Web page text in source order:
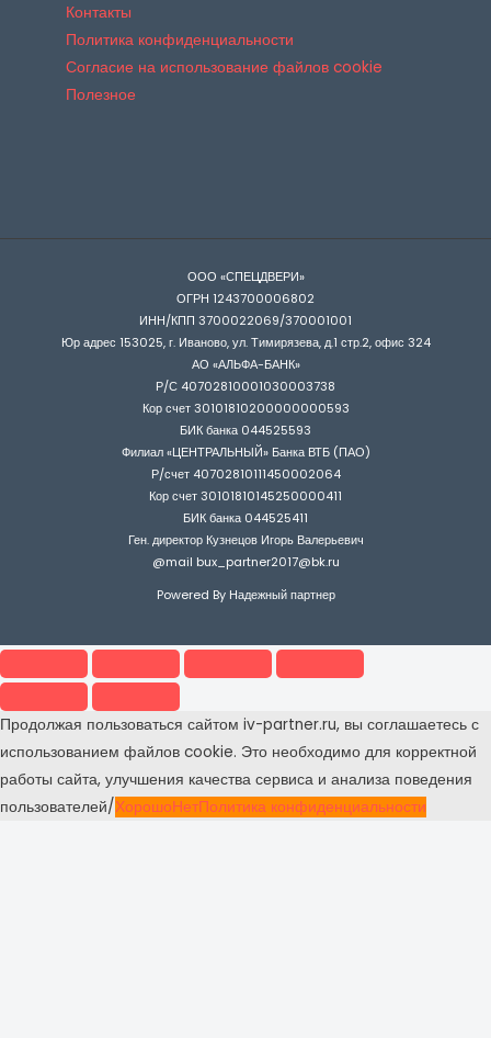
Контакты
Политика конфиденциальности
Согласие на использование файлов cookie
Полезное
ООО «СПЕЦДВЕРИ»
ОГРН 1243700006802
ИНН/КПП 3700022069/370001001
Юр адрес 153025, г. Иваново, ул. Тимирязева, д.1 стр.2, офис 324
АО «АЛЬФА-БАНК»
Р/С 40702810001030003738
Кор счет 30101810200000000593
БИК банка 044525593
Филиал «ЦЕНТРАЛЬНЫЙ» Банка ВТБ (ПАО)
Р/счет 40702810111450002064
Кор счет 30101810145250000411
БИК банка 044525411
Ген. директор Кузнецов Игорь Валерьевич
@mail bux_partner2017@bk.ru
Powered By Надежный партнер
Продолжая пользоваться сайтом iv-partner.ru, вы соглашаетесь с
использованием файлов cookie. Это необходимо для корректной
работы сайта, улучшения качества сервиса и анализа поведения
пользователей/ХорошоНетПолитика конфиденциальности